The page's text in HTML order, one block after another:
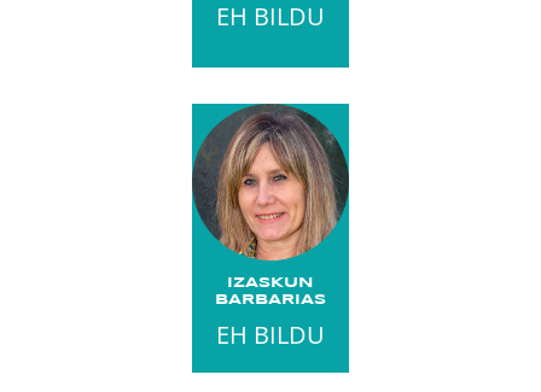
EH BILDU
IZASKUN
BARBARIAS
EH BILDU